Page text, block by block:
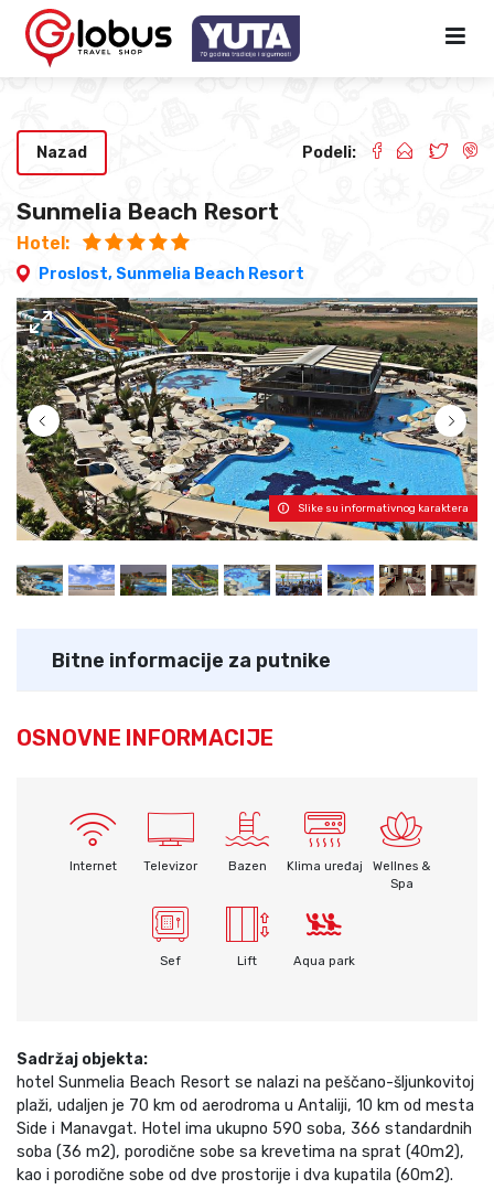
Sunmelia Beach Resort
Hotel:
Proslost, Sunmelia Beach Resort
Nazad Podeli:
Slike su informativnog karaktera
Bitne informacije za putnike
OSNOVNE INFORMACIJE
Internet Televizor Bazen Klima uređaj
Wellnes &
Spa
Sef Lift Aqua park
Sadržaj objekta:
hotel Sunmelia Beach Resort se nalazi na peščano-šljunkovitoj
plaži, udaljen je 70 km od aerodroma u Antaliji, 10 km od mesta
Side i Manavgat. Hotel ima ukupno 590 soba, 366 standardnih
soba (36 m2), porodične sobe sa krevetima na sprat (40m2),
kao i porodične sobe od dve prostorije i dva kupatila (60m2).